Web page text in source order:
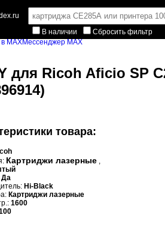
В наличии
Сбросить фильтр
Мессенджер MAX
Ricoh Aficio SP
товара:
Картриджи лазерные ,
Да
Hi-Black
Картриджи лазерные
1600